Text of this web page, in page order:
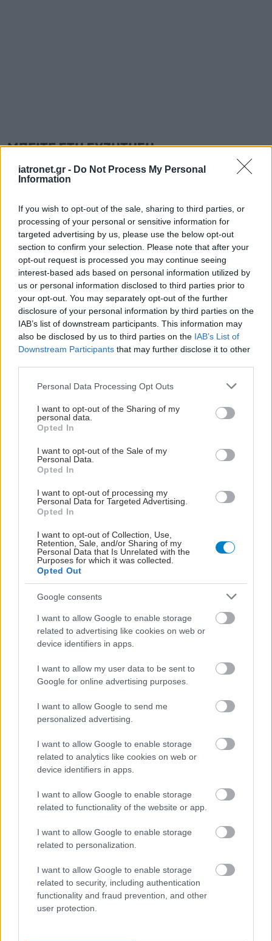
iatronet.gr - Do Not Process My Personal
Information
If you wish to opt-out of the sale, sharing to third parties, or
processing of your personal or sensitive information for
targeted advertising by us, please use the below opt-out
section to confirm your selection. Please note that after your
opt-out request is processed you may continue seeing
interest-based ads based on personal information utilized by
us or personal information disclosed to third parties prior to
your opt-out. You may separately opt-out of the further
disclosure of your personal information by third parties on the
IAB’s list of downstream participants. This information may
also be disclosed by us to third parties on the IAB’s List of
Downstream Participants that may further disclose it to other
Please note that this website/app uses one or more Google
not limited to your visit or usage behaviour. You may click to
grant or deny consent to Google and its third-party tags to
use your data for below specified purposes in below Google
consent section.
Personal Data Processing Opt Outs
I want to opt-out of the Sharing of my
personal data.
Opted In
I want to opt-out of the Sale of my
Personal Data.
Opted In
I want to opt-out of processing my
Personal Data for Targeted Advertising.
Opted In
I want to opt-out of Collection, Use,
Retention, Sale, and/or Sharing of my
Personal Data that Is Unrelated with the
Purposes for which it was collected.
Opted Out
Google consents
I want to allow Google to enable storage
related to advertising like cookies on web or
device identifiers in apps.
I want to allow my user data to be sent to
Google for online advertising purposes.
I want to allow Google to send me
personalized advertising.
I want to allow Google to enable storage
related to analytics like cookies on web or
device identifiers in apps.
I want to allow Google to enable storage
related to functionality of the website or app.
I want to allow Google to enable storage
related to personalization.
I want to allow Google to enable storage
related to security, including authentication
functionality and fraud prevention, and other
user protection.
ΜΠΕΙΤΕ ΣΤΗ ΣΥΖΗΤΗΣΗ
Loading...
Προσθήκη Σχολίου
ΣΗΜΕΡΑ ΣΤΟ IATRONET.GR
Πώς επηρεάζει η ψυχική υγεία τη σωματική